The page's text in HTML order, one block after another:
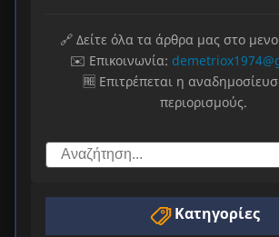
🔗 Δείτε όλα τα άρθρα μας στο
✉️ Επικοινωνία:
🆓 Επιτρέπεται η
περιορισμούς.
Κατηγορίες